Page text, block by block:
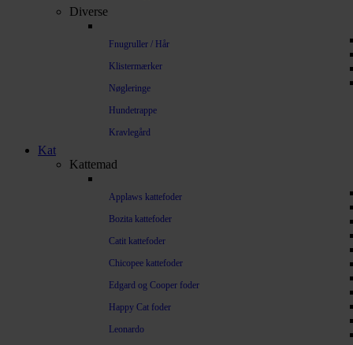
Diverse
Fnugruller / Hår
Klistermærker
Nøgleringe
Hundetrappe
Kravlegård
Kat
Kattemad
Applaws kattefoder
Bozita kattefoder
Catit kattefoder
Chicopee kattefoder
Edgard og Cooper foder
Happy Cat foder
Leonardo